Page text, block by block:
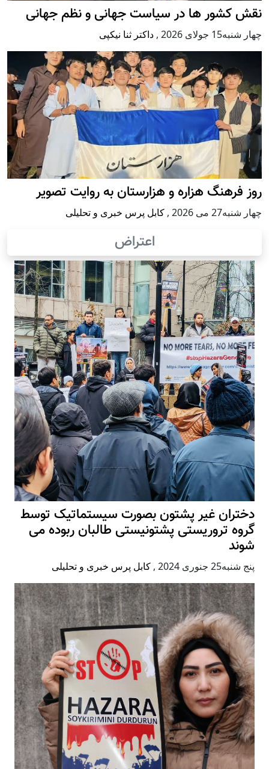
کشور ها در سیاست جهانی و نظم جهانی
شنبه15 جولای 2026 ,داکتر ثنا نیکپی
فرهنگ هزاره و هزارستان به روایت تصویر
شنبه27 می 2026 ,کابل پرس خبری و تحلیلی
اعتراض
دختران غیر پشتون بصورت سیستماتیک توسط
گروه تروریستی پشتونیستی طالبان ربوده می
شوند
پنج شنبه25 جنوری 2024 ,کابل پرس خبری و تحلیلی